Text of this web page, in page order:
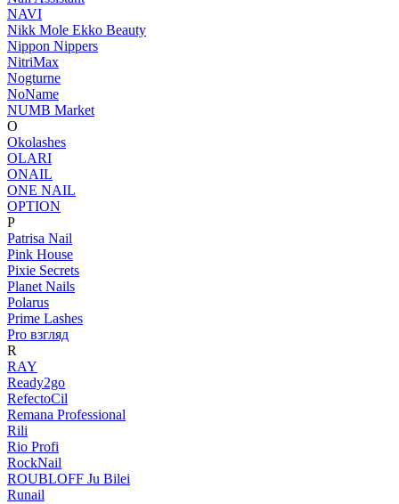
NAVI
Nikk Mole Ekko Beauty
Nippon Nippers
NitriMax
Nogturne
NoName
NUMB Market
O
Okolashes
OLARI
ONAIL
ONE NAIL
OPTION
P
Patrisa Nail
Pink House
Pixie Secrets
Planet Nails
Polarus
Prime Lashes
Pro взгляд
R
RAY
Ready2go
RefectoCil
Remana Professional
Rili
Rio Profi
RockNail
ROUBLOFF Ju Bilei
Runail